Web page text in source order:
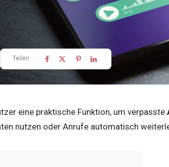
Teilen
eine praktische Funktion, um verpasste
nutzen oder Anrufe automatisch